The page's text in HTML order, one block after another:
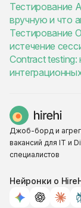
Тестирование
вручную и что
Тестирование
истечение
Contract testing:
Джоб-борд и
вакансий для IT и
специалистов
Нейронки о